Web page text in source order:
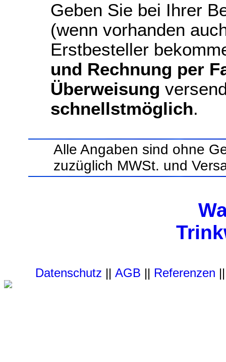
Geben Sie bei Ihrer
(wenn vorhanden
Erstbesteller
und Rechnung per
Überweisung
schnellstmöglich.
Alle Angaben sind ohne
zuzüglich MWSt. und
Datenschutz || AGB || Referenzen